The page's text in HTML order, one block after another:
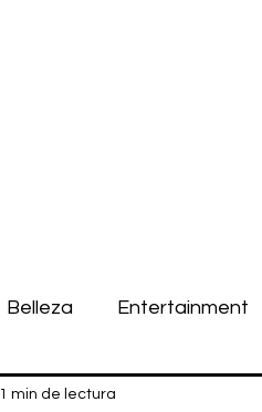
Belleza Entertainment
1 min de lectura